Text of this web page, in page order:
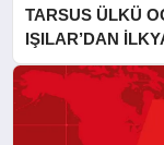
TARSUS ÜLKÜ
IŞILAR’DAN
CAN FİDAN’A